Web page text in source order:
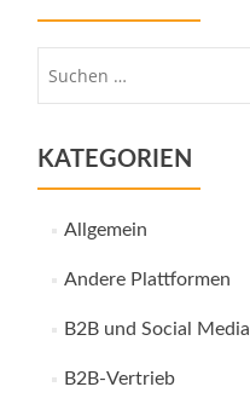
KATEGORIEN
Allgemein
Andere Plattformen
B2B und Social Media
B2B-Vertrieb